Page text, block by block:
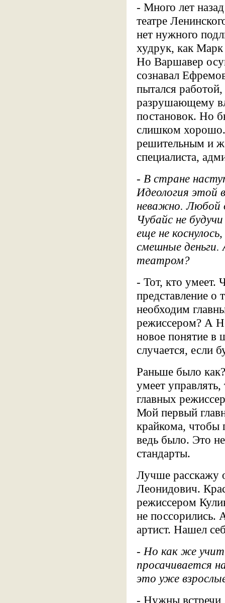
- Много лет
театре
нет нужного
худрук, как
Но Варшавер
сознавал
пытался
разрушающему
постановок. Но
слишком
решительным и
специалиста,
- В стране
Идеология этой
неважно. Любой
Чубайс не
еще не
смешные
театром?
- Тот, кто умеет.
представление
необходим
режиссером? А
новое понятие в
случается, если
Раньше было
умеет
главных
Мой первый
крайкома, чтобы
ведь было. Это
стандарты.
Лучше расскажу
Леонидович.
режиссером
не поссорились.
артист. Нашел
- Но как же
просачивается
это уже
- Нужны встречи,